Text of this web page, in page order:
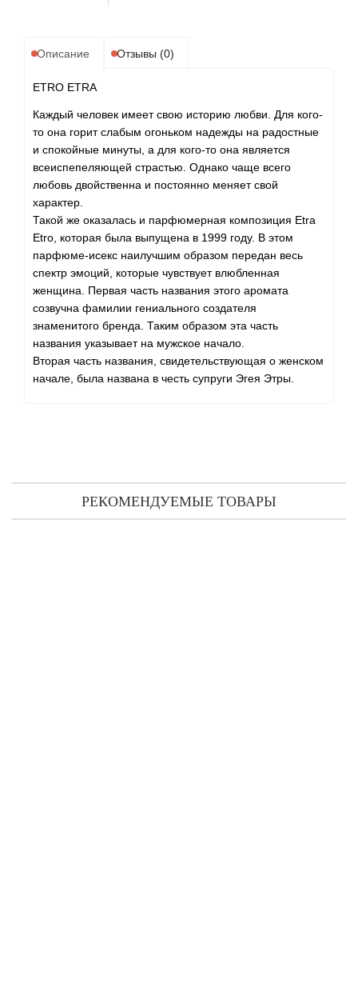
Описание Отзывы (0)
ETRO ETRA
Каждый человек имеет свою историю любви. Для кого-
то она горит слабым огоньком надежды на радостные
и спокойные минуты, а для кого-то она является
всеиспепеляющей страстью. Однако чаще всего
любовь двойственна и постоянно меняет свой
характер.
Такой же оказалась и парфюмерная композиция Etra
Etro, которая была выпущена в 1999 году. В этом
парфюме-исекс наилучшим образом передан весь
спектр эмоций, которые чувствует влюбленная
женщина. Первая часть названия этого аромата
созвучна фамилии гениального создателя
знаменитого бренда. Таким образом эта часть
названия указывает на мужское начало.
Вторая часть названия, свидетельствующая о женском
начале, была названа в честь супруги Эгея Этры.
РЕКОМЕНДУЕМЫЕ ТОВАРЫ